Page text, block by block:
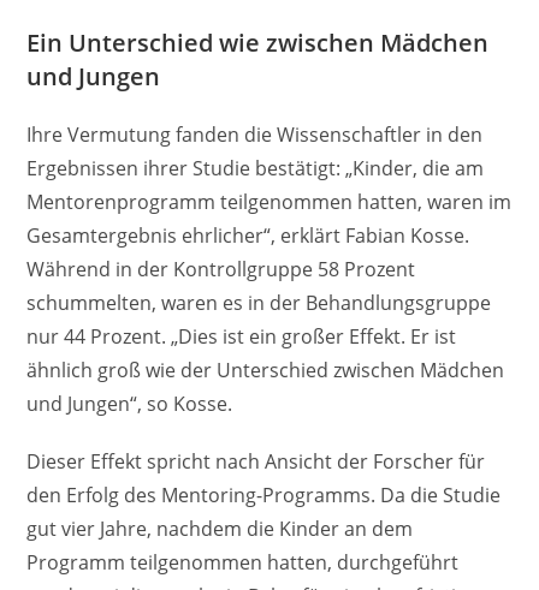
Ein Unterschied wie zwischen Mädchen
und Jungen
Ihre Vermutung fanden die Wissenschaftler in den
Ergebnissen ihrer Studie bestätigt: „Kinder, die am
Mentorenprogramm teilgenommen hatten, waren im
Gesamtergebnis ehrlicher“, erklärt Fabian Kosse.
Während in der Kontrollgruppe 58 Prozent
schummelten, waren es in der Behandlungsgruppe
nur 44 Prozent. „Dies ist ein großer Effekt. Er ist
ähnlich groß wie der Unterschied zwischen Mädchen
und Jungen“, so Kosse.
Dieser Effekt spricht nach Ansicht der Forscher für
den Erfolg des Mentoring-Programms. Da die Studie
gut vier Jahre, nachdem die Kinder an dem
Programm teilgenommen hatten, durchgeführt